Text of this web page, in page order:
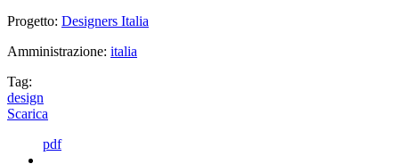
Progetto: Designers Italia
Amministrazione: italia
Tag:
design
Scarica
pdf